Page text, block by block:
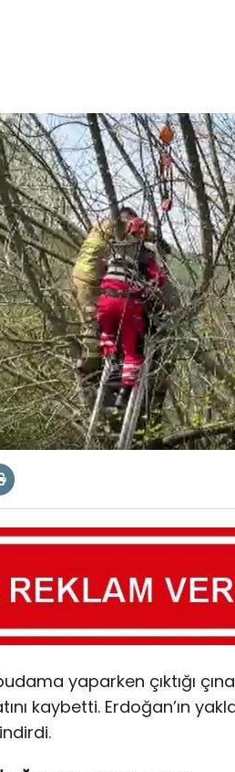
yaparken çıktığı
kaybetti. Erdoğan’ın